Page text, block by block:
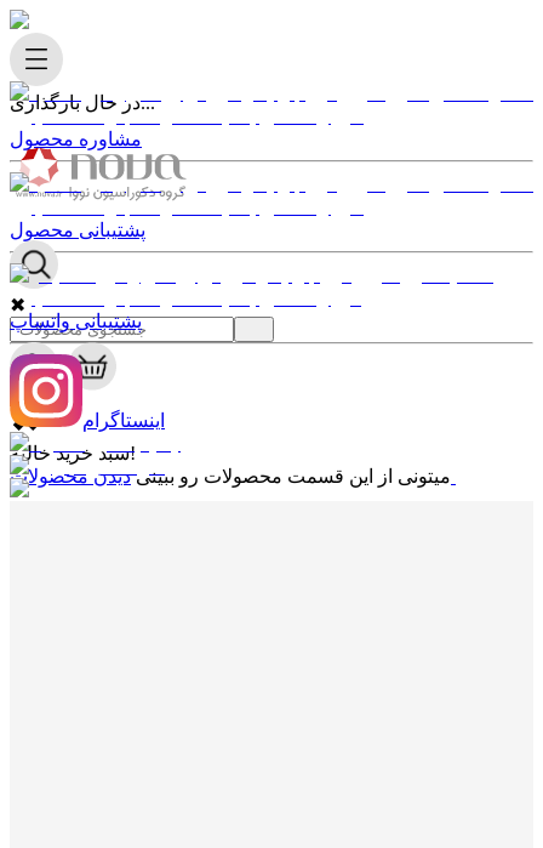
در حال بارگذاری...
✖
0
✖
سبد خرید خالیه!
میتونی از این قسمت محصولات رو ببینی
مشاوره محصول
پشتیبانی محصول
پشتیبانی واتساپ
اینستاگرام